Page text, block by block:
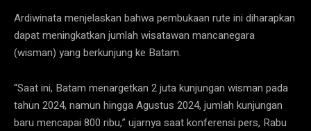
Ardiwinata menjelaskan bahwa pembukaan rute ini diharapkan
dapat meningkatkan jumlah wisatawan mancanegara
(wisman) yang berkunjung ke Batam.
“Saat ini, Batam menargetkan 2 juta kunjungan wisman pada
tahun 2024, namun hingga Agustus 2024, jumlah kunjungan
baru mencapai 800 ribu,” ujarnya saat konferensi pers, Rabu